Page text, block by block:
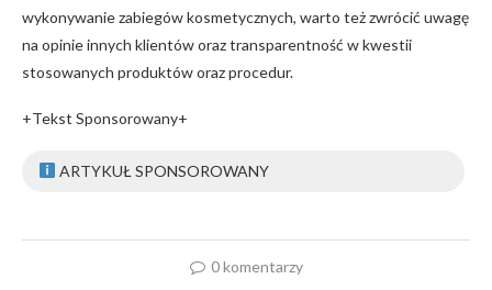
wykonywanie zabiegów kosmetycznych, warto też zwrócić uwagę
na opinie innych klientów oraz transparentność w kwestii
stosowanych produktów oraz procedur.
+Tekst Sponsorowany+
ARTYKUŁ SPONSOROWANY
0 komentarzy